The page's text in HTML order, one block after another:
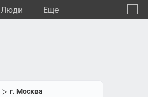
Люди Eще
▷ г. Москва